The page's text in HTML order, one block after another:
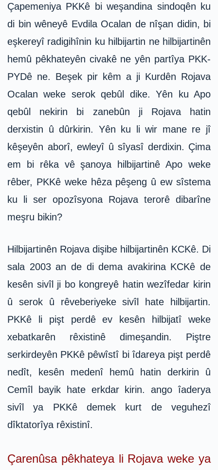
Çapemeniya PKKê bi weşandina sindoqên ku
di bin wêneyê Evdila Ocalan de nîşan didin, bi
eşkereyî radigihînin ku hilbijartin ne hilbijartinên
hemû pêkhateyên civakê ne yên partîya PKK-
PYDê ne. Beşek pir kêm a ji Kurdên Rojava
Ocalan weke serok qebûl dike. Yên ku Apo
qebûl nekirin bi zanebûn ji Rojava hatin
derxistin û dûrkirin. Yên ku li wir mane re jî
kêşeyên aborî, ewleyî û sîyasî derdixin. Çima
em bi rêka vê şanoya hilbijartinê Apo weke
rêber, PKKê weke hêza pêşeng û ew sîstema
ku li ser opozîsyona Rojava terorê dibarîne
meşru bikin?
Hilbijartinên Rojava dişibe hilbijartinên KCKê. Di
sala 2003 an de di dema avakirina KCKê de
kesên sivîl ji bo kongreyê hatin wezîfedar kirin
û serok û rêveberiyeke sivîl hate hilbijartin.
PKKê li pişt perdê ev kesên hilbijatî weke
xebatkarên rêxistinê dimeşandin. Piştre
serkirdeyên PKKê pêwîstî bi îdareya pişt perdê
nedît, kesên medenî hemû hatin derkirin û
Cemîl bayik hate erkdar kirin. ango îaderya
sivîl ya PKKê demek kurt de veguhezî
dîktatorîya rêxistinî.
Çarenûsa pêkhateya li Rojava weke ya